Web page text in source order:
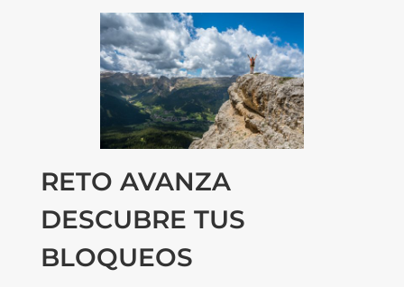
RETO AVANZA
DESCUBRE TUS
BLOQUEOS